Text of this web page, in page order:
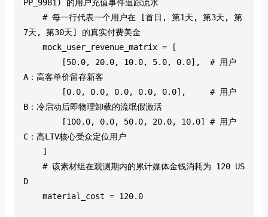
PP_9981) 的用户充值事件追踪流水
7天, 第30天] 的真实付费美金
mock_user_revenue_matrix = [
A：高客单价留存新客
B：冷启动后即物理卸载的流氓假激活
C：高LTV核心受众定位用户
]
D
material_cost = 120.0